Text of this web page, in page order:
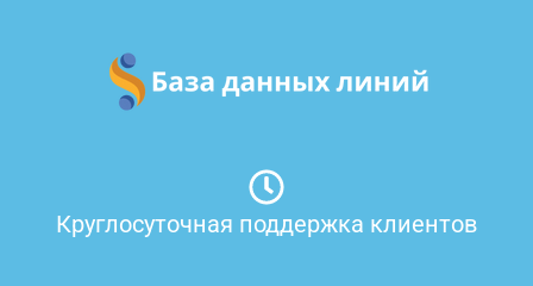
содержимому
Круглосуточная поддержка клиентов